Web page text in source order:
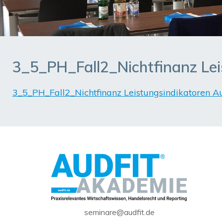
3_5_PH_Fall2_Nichtfinanz
3_5_PH_Fall2_Nichtfinanz Leistungsindikatoren
seminare@audfit.de